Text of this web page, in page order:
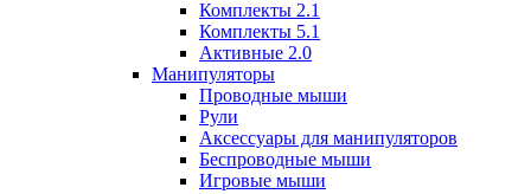
Комплекты 2.1
Комплекты 5.1
Активные 2.0
Манипуляторы
Проводные мыши
Рули
Аксессуары для манипуляторов
Беспроводные мыши
Игровые мыши